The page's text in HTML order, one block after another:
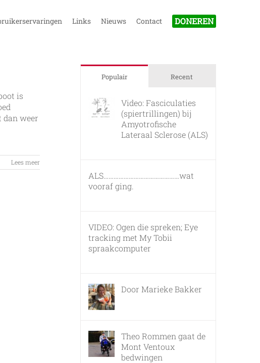
Links Nieuws Contact DONEREN
is
dan weer
Lees meer
Populair Recent
Video: Fasciculaties
(spiertrillingen) bij
Amyotrofische
Lateraal Sclerose (ALS)
ALS………………………………………wat
vooraf ging.
VIDEO: Ogen die spreken; Eye
tracking met My Tobii
spraakcomputer
Door Marieke Bakker
Theo Rommen gaat de
Mont Ventoux
bedwingen